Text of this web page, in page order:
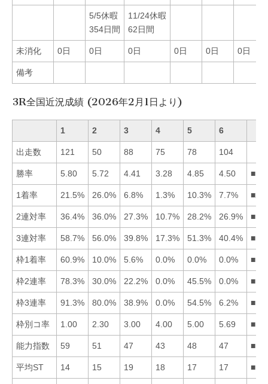
5/5休暇
354日間
11/24休暇
62日間
未消化 0日 0日 0日 0日 0日 0日
備考
3R全国近況成績 (2026年2月1日より)
1 2 3 4 5 6
出走数 121 50 88 75 78 104
勝率 5.80 5.72 4.41 3.28 4.85 4.50
1着率 21.5% 26.0% 6.8% 1.3% 10.3% 7.7%
2連対率 36.4% 36.0% 27.3% 10.7% 28.2% 26.9%
3連対率 58.7% 56.0% 39.8% 17.3% 51.3% 40.4%
枠1着率 60.9% 10.0% 5.6% 0.0% 0.0% 0.0%
枠2連率 78.3% 30.0% 22.2% 0.0% 45.5% 0.0%
枠3連率 91.3% 80.0% 38.9% 0.0% 54.5% 6.2%
枠別コ率 1.00 2.30 3.00 4.00 5.00 5.69
能力指数 59 51 47 43 48 47
平均ST 14 15 19 18 17 17